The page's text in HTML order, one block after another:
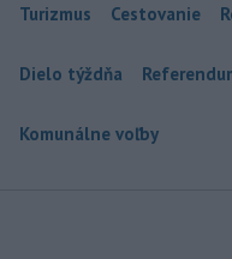
Turizmus Cestovanie
Dielo týždňa
Komunálne voľby